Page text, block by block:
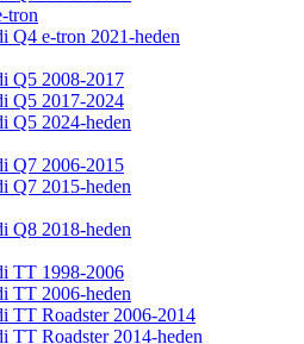
tron
Q4 e-tron 2021-heden
Q5 2008-2017
Q5 2017-2024
Q5 2024-heden
Q7 2006-2015
Q7 2015-heden
Q8 2018-heden
TT 1998-2006
TT 2006-heden
TT Roadster 2006-2014
TT Roadster 2014-heden